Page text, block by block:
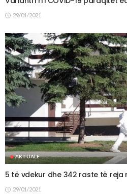
29/01/2021
AKTUALE
5 të vdekur dhe 342 raste të reja
29/01/2021